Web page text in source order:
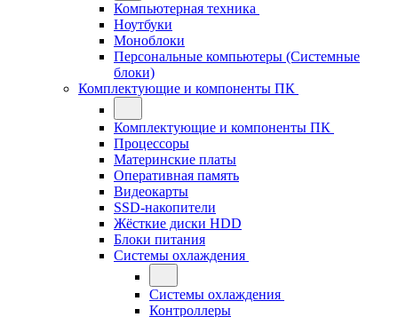
Компьютерная техника
Ноутбуки
Моноблоки
Персональные компьютеры (Системные
блоки)
Комплектующие и компоненты ПК
Комплектующие и компоненты ПК
Процессоры
Материнские платы
Оперативная память
Видеокарты
SSD-накопители
Жёсткие диски HDD
Блоки питания
Системы охлаждения
Системы охлаждения
Контроллеры